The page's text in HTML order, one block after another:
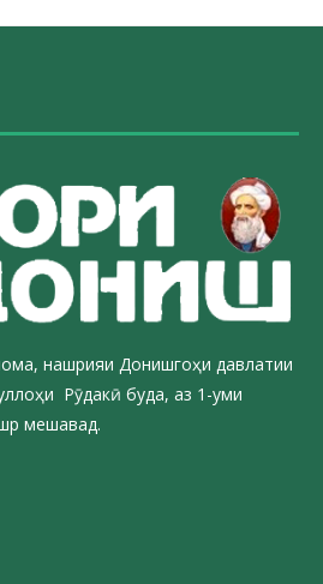
нашрияи Донишгоҳи давлатии
Рӯдакӣ буда, аз 1-уми
мешавад.